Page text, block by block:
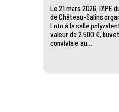
Le 21 mars 2026, l’APE
de Château-Salins
Loto à la salle
valeur de 2 500 €,
conviviale au…